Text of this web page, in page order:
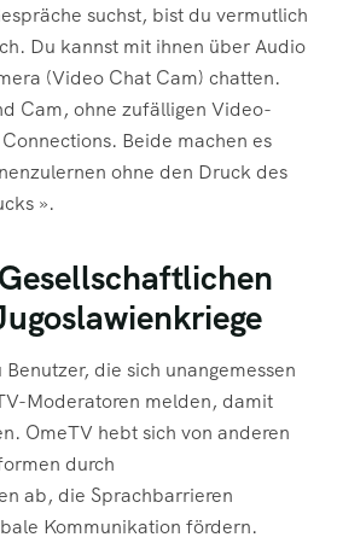
suchst, bist du vermutlich
Du kannst mit ihnen über Audio
(Video Chat Cam) chatten.
Cam, ohne zufälligen Video-
Beide machen es
ohne den Druck des
».
die sich unangemessen
Moderatoren melden, damit
OmeTV hebt sich von anderen
durch
ab, die Sprachbarrieren
Kommunikation fördern.